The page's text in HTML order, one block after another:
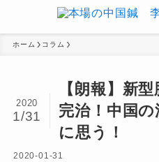
ホーム コラム
【朗報】新
完治！中国
に思う！
2020
1/31
2020-01-31